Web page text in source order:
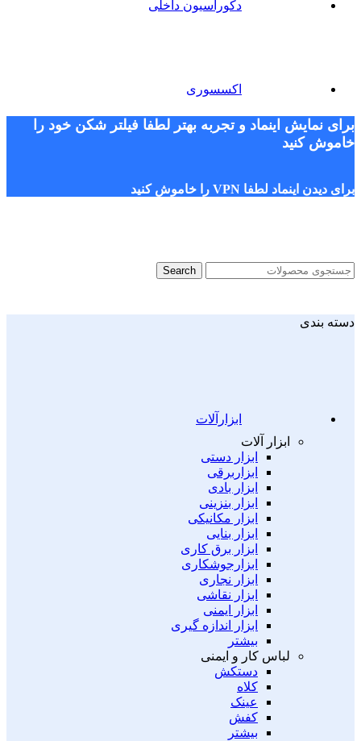
دکوراسیون داخلی
اکسسوری
برای نمایش اینماد و تجربه بهتر لطفا فیلتر شکن خود را
خاموش کنید
برای دیدن اینماد لطفا VPN را خاموش کنید
Search
دسته بندی
ابزارآلات
ابزار آلات
ابزار دستی
ابزاربرقی
ابزار بادی
ابزار بنزینی
ابزار مکانیکی
ابزار بنایی
ابزار برق کاری
ابزارجوشکاری
ابزار نجاری
ابزار نقاشی
ابزار ایمنی
ابزار اندازه گیری
بیشتر
لباس کار و ایمنی
دستکش
کلاه
عینک
کفش
بیشتر